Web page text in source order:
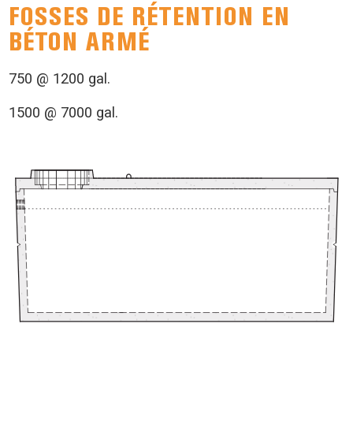
FOSSES DE RÉTENTION EN
BÉTON ARMÉ
750 @ 1200 gal.
1500 @ 7000 gal.